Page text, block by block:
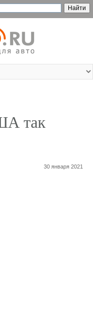
так
30 января 2021